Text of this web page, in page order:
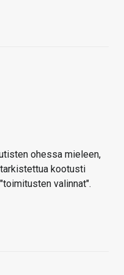
ohessa mieleen,
kootusti
valinnat".